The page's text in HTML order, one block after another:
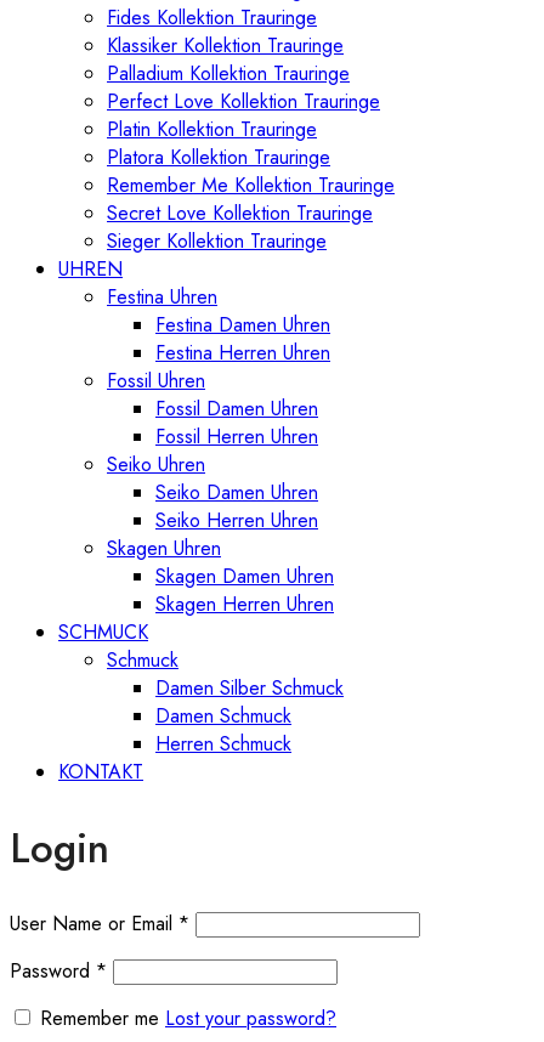
Fides Kollektion Trauringe
Klassiker Kollektion Trauringe
Palladium Kollektion Trauringe
Perfect Love Kollektion Trauringe
Platin Kollektion Trauringe
Platora Kollektion Trauringe
Remember Me Kollektion Trauringe
Secret Love Kollektion Trauringe
Sieger Kollektion Trauringe
UHREN
Festina Uhren
Festina Damen Uhren
Festina Herren Uhren
Fossil Uhren
Fossil Damen Uhren
Fossil Herren Uhren
Seiko Uhren
Seiko Damen Uhren
Seiko Herren Uhren
Skagen Uhren
Skagen Damen Uhren
Skagen Herren Uhren
SCHMUCK
Schmuck
Damen Silber Schmuck
Damen Schmuck
Herren Schmuck
KONTAKT
Login
User Name or Email *
Password *
Remember me Lost your password?